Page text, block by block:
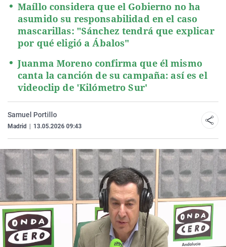
Maíllo considera que el Gobierno no ha
asumido su responsabilidad en el caso
mascarillas: "Sánchez tendrá que explicar
por qué eligió a Ábalos"
Juanma Moreno confirma que él mismo
canta la canción de su campaña: así es el
videoclip de 'Kilómetro Sur'
Samuel Portillo
Madrid 13.05.2026 09:43